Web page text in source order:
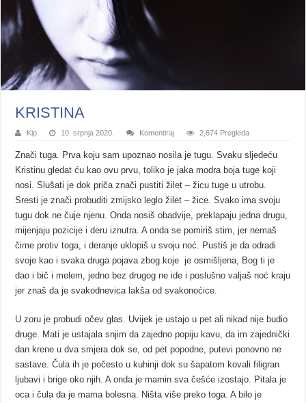
KRISTINA
Kip 10. srpnja 2020. Komentiraj 2,674 Pregleda
Znači tuga. Prva koju sam upoznao nosila je tugu. Svaku sljedeću
Kristinu gledat ću kao ovu prvu, toliko je jaka modra boja tuge koji
nosi. Slušati je dok priča znači pustiti žilet – žicu tuge u utrobu.
Sresti je znači probuditi zmijsko leglo žilet – žice. Svako ima svoju
tugu dok ne čuje njenu. Onda nosiš obadvije, preklapaju jedna drugu,
mijenjaju pozicije i deru iznutra. A onda se pomiriš stim, jer nemaš
čime protiv toga, i deranje uklopiš u svoju noć. Pustiš je da odradi
svoje kao i svaka druga pojava zbog koje je osmišljena, Bog ti je
dao i bič i melem, jedno bez drugog ne ide i poslušno valjaš noć kraju
jer znaš da je svakodnevica lakša od svakonoćice.
U zoru je probudi očev glas. Uvijek je ustajo u pet ali nikad nije budio
druge. Mati je ustajala snjim da zajedno popiju kavu, da im zajednički
dan krene u dva smjera dok se, od pet popodne, putevi ponovno ne
sastave. Čula ih je počesto u kuhinji dok su šapatom kovali filigran
ljubavi i brige oko njih. A onda je mamin sva češće izostajo. Pitala je
oca i čula da je mama bolesna. Ništa više preko toga. A bilo je